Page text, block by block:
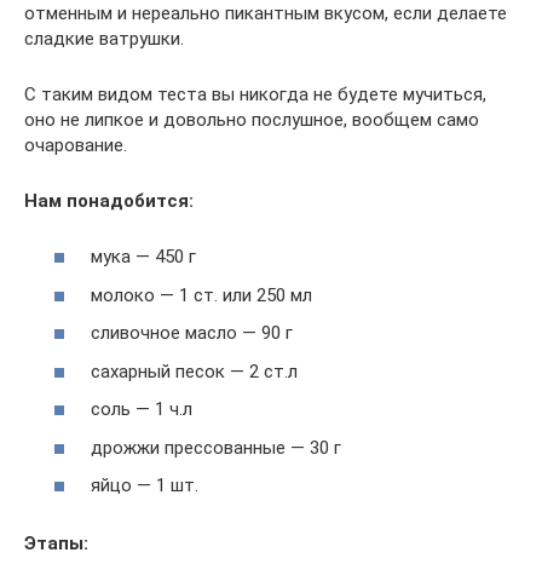
отменным и нереально пикантным вкусом, если делаете
сладкие ватрушки.
С таким видом теста вы никогда не будете мучиться,
оно не липкое и довольно послушное, вообщем само
очарование.
Нам понадобится:
мука — 450 г
молоко — 1 ст. или 250 мл
сливочное масло — 90 г
сахарный песок — 2 ст.л
соль — 1 ч.л
дрожжи прессованные — 30 г
яйцо — 1 шт.
Этапы: